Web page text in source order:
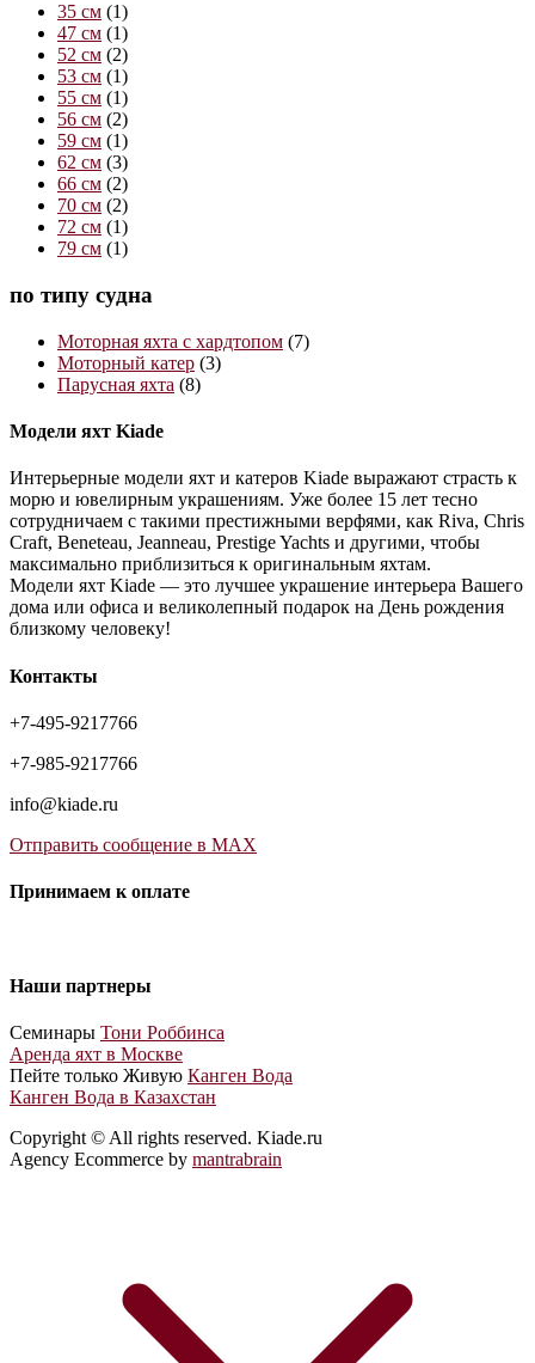
35 см (1)
47 см (1)
52 см (2)
53 см (1)
55 см (1)
56 см (2)
59 см (1)
62 см (3)
66 см (2)
70 см (2)
72 см (1)
79 см (1)
по типу судна
Моторная яхта с хардтопом (7)
Моторный катер (3)
Парусная яхта (8)
Модели яхт Kiade
Интерьерные модели яхт и катеров Kiade выражают страсть к
морю и ювелирным украшениям. Уже более 15 лет тесно
сотрудничаем с такими престижными верфями, как Riva, Chris
Craft, Beneteau, Jeanneau, Prestige Yachts и другими, чтобы
максимально приблизиться к оригинальным яхтам.
Модели яхт Kiade — это лучшее украшение интерьера Вашего
дома или офиса и великолепный подарок на День рождения
близкому человеку!
Контакты
+7-495-9217766
+7-985-9217766
info@kiade.ru
Отправить сообщение в MAX
Принимаем к оплате
Наши партнеры
Cеминары Тони Роббинса
Аренда яхт в Москве
Пейте только Живую Канген Вода
Канген Вода в Казахстан
Copyright © All rights reserved. Kiade.ru
Agency Ecommerce by mantrabrain